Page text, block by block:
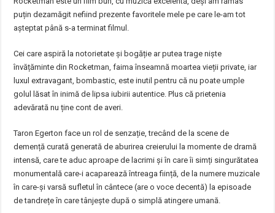
puțin dezamăgit nefiind prezente favoritele mele pe care le-am tot
așteptat până s-a terminat filmul.
Cei care aspiră la notorietate și bogăție ar putea trage niște
învățăminte din Rocketman, faima înseamnă moartea vieții private, iar
luxul extravagant, bombastic, este inutil pentru că nu poate umple
golul lăsat în inimă de lipsa iubirii autentice. Plus că prietenia
adevărată nu ține cont de averi.
Taron Egerton face un rol de senzație, trecând de la scene de
demență curată generată de aburirea creierului la momente de dramă
intensă, care te aduc aproape de lacrimi și în care îi simți singurătatea
monumentală care-i acaparează întreaga ființă, de la numere muzicale
în care-și varsă sufletul în cântece (are o voce decentă) la episoade
de tandrețe în care tânjește după o simplă atingere umană.